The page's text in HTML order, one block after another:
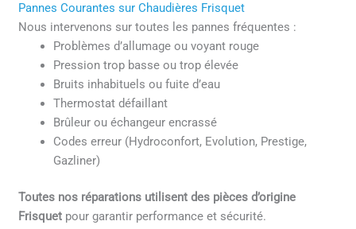
Pannes Courantes sur Chaudières Frisquet
Nous intervenons sur toutes les pannes fréquentes :
Problèmes d’allumage ou voyant rouge
Pression trop basse ou trop élevée
Bruits inhabituels ou fuite d’eau
Thermostat défaillant
Brûleur ou échangeur encrassé
Codes erreur (Hydroconfort, Evolution, Prestige,
Gazliner)
Toutes nos réparations utilisent des pièces d’origine
Frisquet pour garantir performance et sécurité.